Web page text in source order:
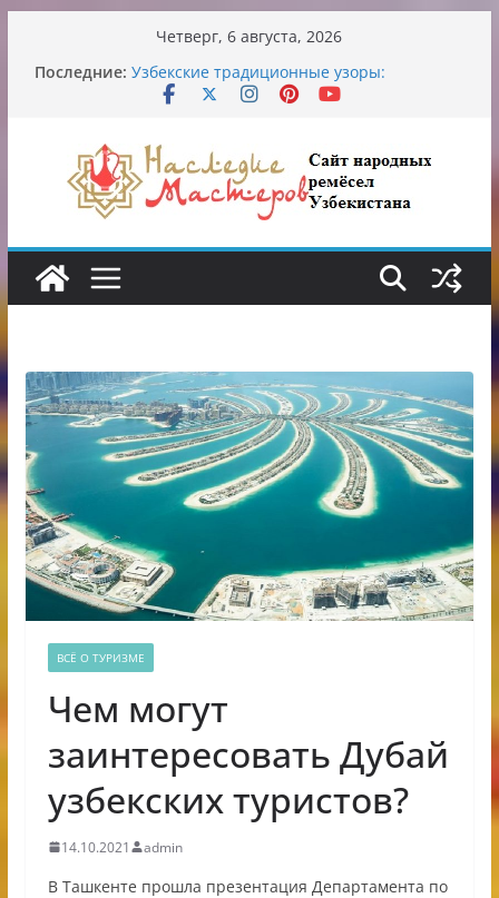
содержимому
Четверг, 6 августа, 2026
Последние: Обрушение на одном из ключевых
перекрёстков Ташкента: перекрыт
символика и происхождение
Аэропорт Ташкента переедет после 2030
года
Опасная диета Алины Загитовой
От знахарей до университетских клиник
ВСЁ О ТУРИЗМЕ
Чем могут
заинтересовать Дубай
узбекских туристов?
14.10.2021 admin
В Ташкенте прошла презентация Департамента по